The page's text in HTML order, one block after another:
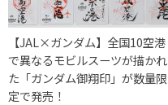
【JAL×ガンダム】全国10空港
で異なるモビルスーツが描かれ
た「ガンダム御翔印」が数量限
定で発売！